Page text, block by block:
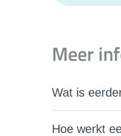
Meer
Wat is
Hoe werkt